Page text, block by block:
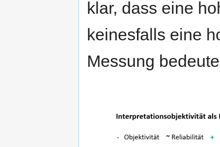
klar, dass eine
keinesfalls eine
Messung